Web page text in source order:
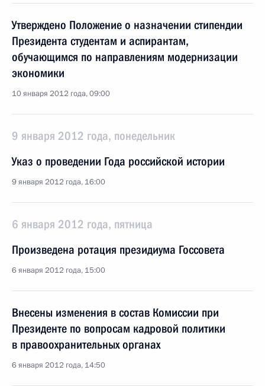
Утверждено Положение о назначении стипендии
Президента студентам и аспирантам,
обучающимся по направлениям модернизации
экономики
10 января 2012 года, 09:00
9 января 2012 года, понедельник
Указ о проведении Года российской истории
9 января 2012 года, 16:00
6 января 2012 года, пятница
Произведена ротация президиума Госсовета
6 января 2012 года, 15:00
Внесены изменения в состав Комиссии при
Президенте по вопросам кадровой политики
в правоохранительных органах
6 января 2012 года, 14:50